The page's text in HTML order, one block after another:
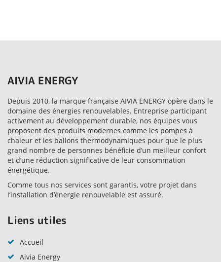
AIVIA ENERGY
Depuis 2010, la marque française AIVIA ENERGY opère dans le
domaine des énergies renouvelables. Entreprise participant
activement au développement durable, nos équipes vous
proposent des produits modernes comme les pompes à
chaleur et les ballons thermodynamiques pour que le plus
grand nombre de personnes bénéficie d’un meilleur confort
et d’une réduction significative de leur consommation
énergétique.
Comme tous nos services sont garantis, votre projet dans
l’installation d’énergie renouvelable est assuré.
Liens utiles
Accueil
Aivia Energy